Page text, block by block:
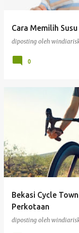
Cara Memilih
diposting oleh
0
Bekasi Cycle
Perkotaan
diposting oleh